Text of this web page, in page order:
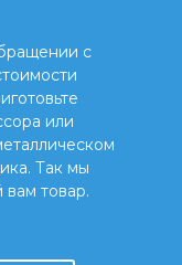
с
или
Так мы
товар.